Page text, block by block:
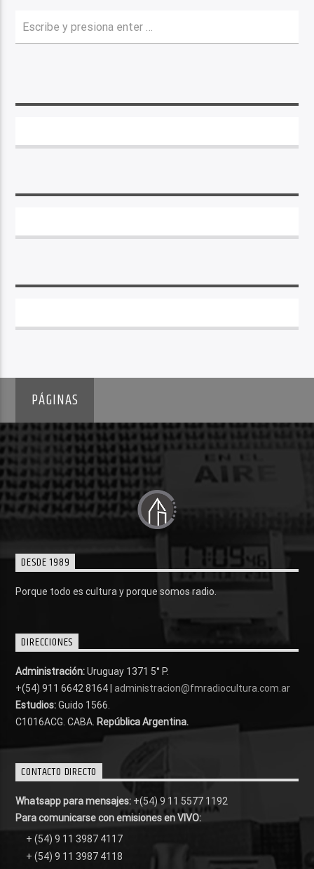
PÁGINAS
DESDE 1989
Porque todo es cultura y porque somos radio.
DIRECCIONES
Administración:Uruguay 1371 5° P.
+(54) 911 6642 8164 | administracion@fmradiocultura.com.ar
Estudios:Guido 1566.
C1016ACG . CABA. República Argentina.
CONTACTO DIRECTO
Whatsapp para mensajes: +(54) 9 11 5577 1192
Para comunicarse con emisiones en VIVO:
+ (54) 9 11 3987 4117
+ (54) 9 11 3987 4118